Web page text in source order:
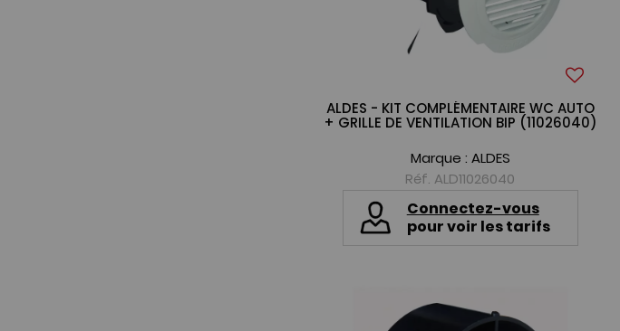
ALDES - KIT COMPLÉMENTAIRE WC AUTO
+ GRILLE DE VENTILATION BIP (11026040)
Marque : ALDES
Réf. ALD11026040
Connectez-vous
pour voir les tarifs